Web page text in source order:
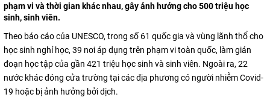
phạm vi và thời gian khác nhau, gây ảnh hưởng cho 500 triệu học
sinh, sinh viên.
Theo báo cáo của UNESCO, trong số 61 quốc gia và vùng lãnh thổ cho
học sinh nghỉ học, 39 nơi áp dụng trên phạm vi toàn quốc, làm gián
đoạn học tập của gần 421 triệu học sinh và sinh viên. Ngoài ra, 22
nước khác đóng cửa trường tại các địa phương có người nhiễm Covid-
19 hoặc bị ảnh hưởng bởi dịch.